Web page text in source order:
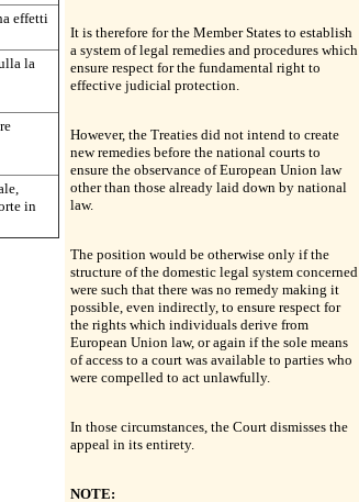
effetti
la
in
It is therefore for the Member States to establish
a system of legal remedies and procedures which
ensure respect for the fundamental right to
effective judicial protection.
However, the Treaties did not intend to create
new remedies before the national courts to
ensure the observance of European Union law
other than those already laid down by national
law.
The position would be otherwise only if the
structure of the domestic legal system concerned
were such that there was no remedy making it
possible, even indirectly, to ensure respect for
the rights which individuals derive from
European Union law, or again if the sole means
of access to a court was available to parties who
were compelled to act unlawfully.
In those circumstances, the Court dismisses the
appeal in its entirety.
NOTE: